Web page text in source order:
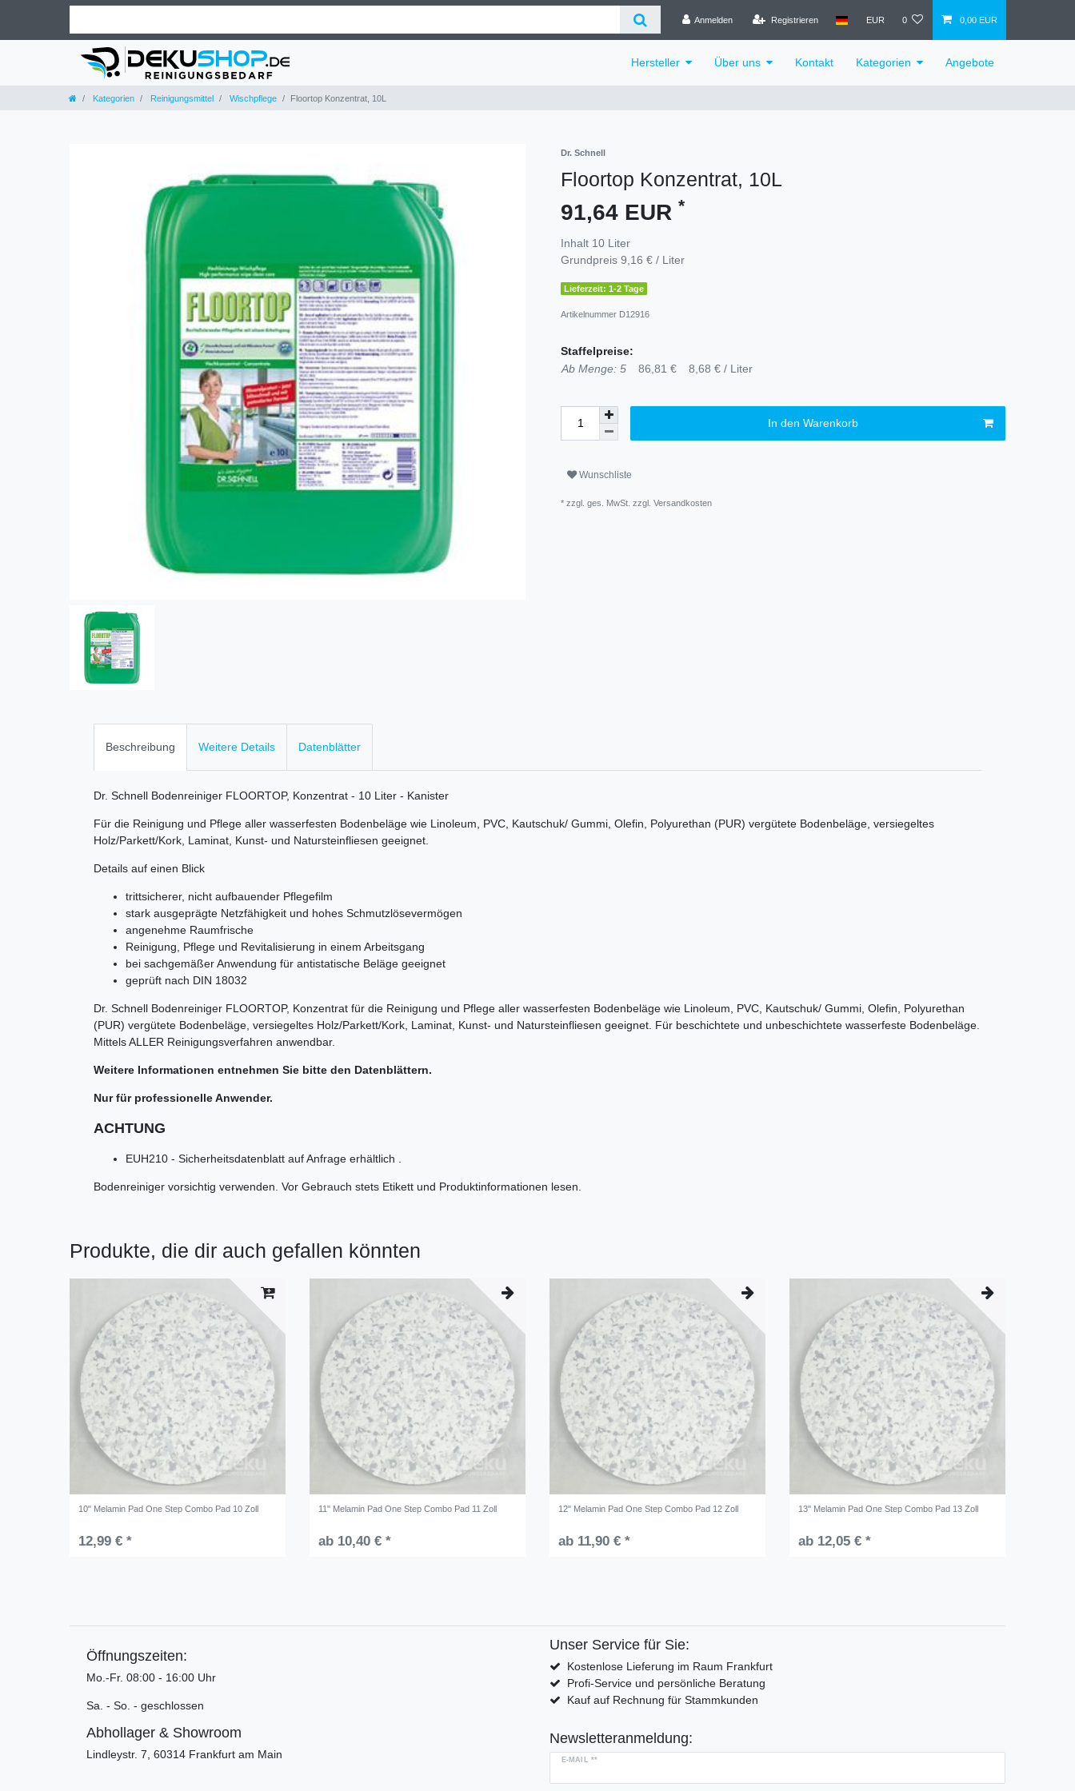
Anmelden Registrieren EUR 0 0,00 EUR
Hersteller Über uns Kontakt Kategorien Angebote
Kategorien Reinigungsmittel Wischpflege Floortop Konzentrat, 10L
Dr. Schnell
Floortop Konzentrat, 10L
91,64 EUR *
Inhalt 10 Liter
Grundpreis 9,16 € / Liter
Lieferzeit: 1-2 Tage
Artikelnummer D12916
Staffelpreise:
Ab Menge: 5
86,81 € 8,68 € / Liter
In den Warenkorb
Wunschliste
* zzgl. ges. MwSt. zzgl. Versandkosten
Beschreibung Weitere Details Datenblätter
Dr. Schnell Bodenreiniger FLOORTOP, Konzentrat - 10 Liter - Kanister
Für die Reinigung und Pflege aller wasserfesten Bodenbeläge wie Linoleum, PVC, Kautschuk/ Gummi, Olefin, Polyurethan (PUR) vergütete Bodenbeläge, versiegeltes
Holz/Parkett/Kork, Laminat, Kunst- und Natursteinfliesen geeignet.
Details auf einen Blick
trittsicherer, nicht aufbauender Pflegefilm
stark ausgeprägte Netzfähigkeit und hohes Schmutzlösevermögen
angenehme Raumfrische
Reinigung, Pflege und Revitalisierung in einem Arbeitsgang
bei sachgemäßer Anwendung für antistatische Beläge geeignet
geprüft nach DIN 18032
Dr. Schnell Bodenreiniger FLOORTOP, Konzentrat für die Reinigung und Pflege aller wasserfesten Bodenbeläge wie Linoleum, PVC, Kautschuk/ Gummi, Olefin, Polyurethan
(PUR) vergütete Bodenbeläge, versiegeltes Holz/Parkett/Kork, Laminat, Kunst- und Natursteinfliesen geeignet. Für beschichtete und unbeschichtete wasserfeste Bodenbeläge.
Mittels ALLER Reinigungsverfahren anwendbar.
Weitere Informationen entnehmen Sie bitte den Datenblättern.
Nur für professionelle Anwender.
ACHTUNG
EUH210 - Sicherheitsdatenblatt auf Anfrage erhältlich .
Bodenreiniger vorsichtig verwenden. Vor Gebrauch stets Etikett und Produktinformationen lesen.
Produkte, die dir auch gefallen könnten
10" Melamin Pad One Step Combo Pad 10 Zoll
12,99 € *
11" Melamin Pad One Step Combo Pad 11 Zoll
ab 10,40 € *
12" Melamin Pad One Step Combo Pad 12 Zoll
ab 11,90 € *
13" Melamin Pad One Step Combo Pad 13 Zoll
ab 12,05 € *
Öffnungszeiten:
Mo.-Fr. 08:00 - 16:00 Uhr
Sa. - So. - geschlossen
Abhollager & Showroom
Lindleystr. 7, 60314 Frankfurt am Main
Unser Service für Sie:
Kostenlose Lieferung im Raum Frankfurt
Profi-Service und persönliche Beratung
Kauf auf Rechnung für Stammkunden
Newsletteranmeldung:
E-MAIL **